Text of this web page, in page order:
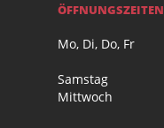
ÖFFNUNGSZEITEN
Mo, Di, Do, Fr
Samstag
Mittwoch